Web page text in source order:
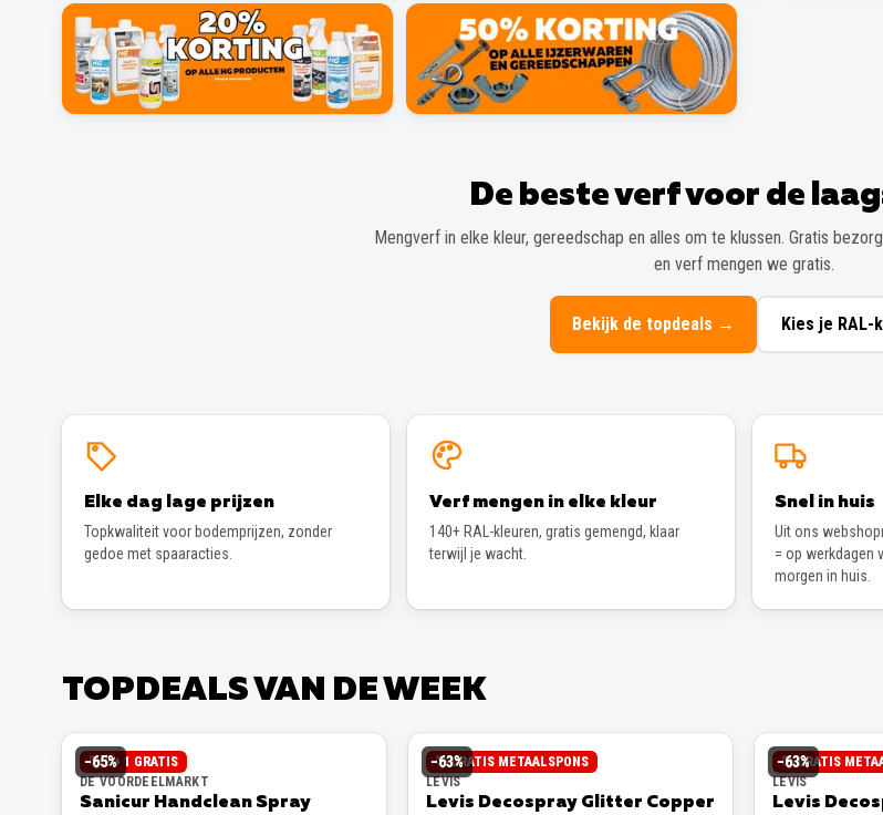
De beste verf voor de
Mengverf in elke kleur, gereedschap en alles om te klussen. Gratis
en verf mengen we gratis.
Bekijk de topdeals → Kies je RAL-
Elke dag lage prijzen
Topkwaliteit voor bodemprijzen, zonder
gedoe met spaaracties.
Verf mengen in elke kleur
140+ RAL-kleuren, gratis gemengd, klaar
terwijl je wacht.
Snel in huis
Uit ons
= op werkdagen
morgen in huis.
TOPDEALS VAN DE WEEK
−65%
2 + 1 GRATIS
DE VOORDEELMARKT
Sanicur Handclean Spray
−63%
GRATIS METAALSPONS
LEVIS
Levis Decospray Glitter Copper
−63%
GRATIS
LEVIS
Levis